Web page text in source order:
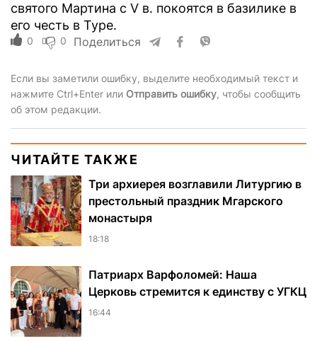
святого Мартина с V в. покоятся в базилике в
его честь в Туре.
0 0 Поделиться
Если вы заметили ошибку, выделите необходимый текст и
нажмите Ctrl+Enter или Отправить ошибку, чтобы сообщить
об этом редакции.
ЧИТАЙТЕ ТАКЖЕ
Три архиерея возглавили Литургию в
престольный праздник Мгарского
монастыря
18:18
Патриарх Варфоломей: Наша
Церковь стремится к единству с УГКЦ
16:44